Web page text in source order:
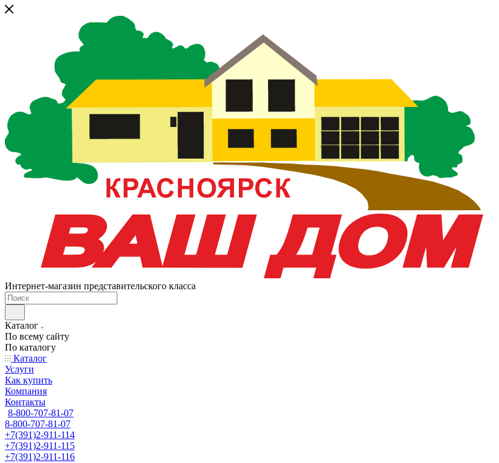
Интернет-магазин представительского класса
Каталог
По всему сайту
По каталогу
Каталог
Услуги
Как купить
Компания
Контакты
8-800-707-81-07
8-800-707-81-07
+7(391)2-911-114
+7(391)2-911-115
+7(391)2-911-116